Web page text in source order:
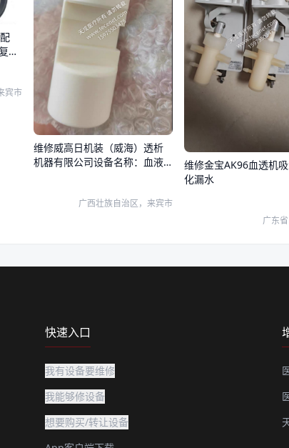
式
宾市
维修威高日机装（威海）透析
机器有限公司设备名称：血液
座X95-000300，复式泵柱塞
广西壮族自治区，来宾市
维修金宝AK96血透机
化漏水
广东
快速入口
我有设备要维修
我能够修设备
想要购买/转让设备